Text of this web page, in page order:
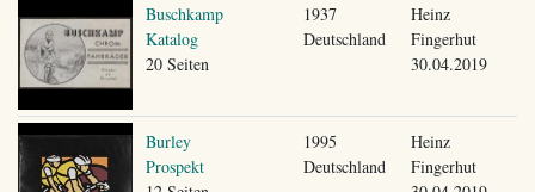
Buschkamp
Katalog
20 Seiten
1937
Deutschland
Heinz
Fingerhut
30.04.2019
Burley
Prospekt
1995
Deutschland
Heinz
Fingerhut